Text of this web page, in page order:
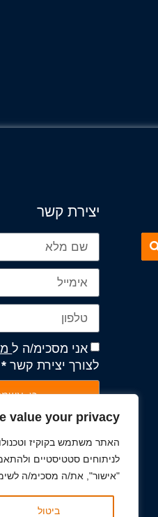
value your privacy
האתר משתמש בקוקיז
לניתוחים סטטיסטיים
"אישור", את/ה מסכימ/ה
ביטול
יצירת קשר
אני מסכימ/ה ל
לצורך יצירת קשר *
כן,
המידע ישמש אך
חובה, אך בלעדיו
לצדדים שלישיים.